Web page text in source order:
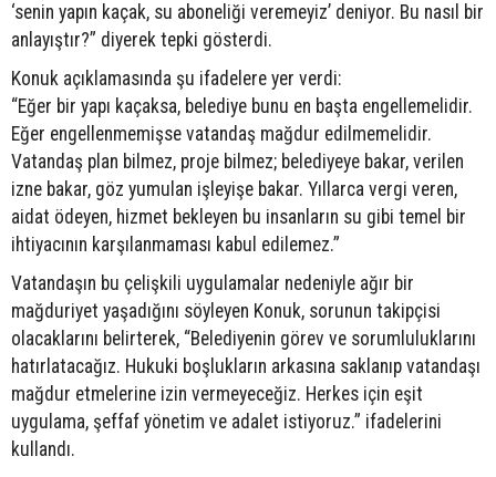
‘senin yapın kaçak, su aboneliği veremeyiz’ deniyor. Bu nasıl bir
anlayıştır?” diyerek tepki gösterdi.
Konuk açıklamasında şu ifadelere yer verdi:
“Eğer bir yapı kaçaksa, belediye bunu en başta engellemelidir.
Eğer engellenmemişse vatandaş mağdur edilmemelidir.
Vatandaş plan bilmez, proje bilmez; belediyeye bakar, verilen
izne bakar, göz yumulan işleyişe bakar. Yıllarca vergi veren,
aidat ödeyen, hizmet bekleyen bu insanların su gibi temel bir
ihtiyacının karşılanmaması kabul edilemez.”
Vatandaşın bu çelişkili uygulamalar nedeniyle ağır bir
mağduriyet yaşadığını söyleyen Konuk, sorunun takipçisi
olacaklarını belirterek, “Belediyenin görev ve sorumluluklarını
hatırlatacağız. Hukuki boşlukların arkasına saklanıp vatandaşı
mağdur etmelerine izin vermeyeceğiz. Herkes için eşit
uygulama, şeffaf yönetim ve adalet istiyoruz.” ifadelerini
kullandı.